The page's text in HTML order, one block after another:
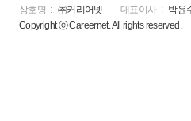
상호명
㈜커리어넷 대표이사
박윤
Copyright ⓒ Careernet. All rights reserved.